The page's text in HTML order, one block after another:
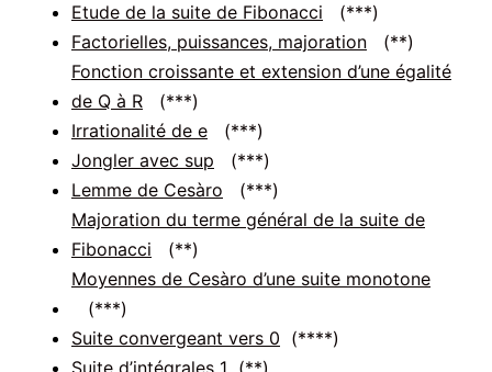
Etude de la suite de Fibonacci (***)
Factorielles, puissances, majoration (**)
Fonction croissante et extension d’une égalité
de Q à R (***)
Irrationalité de e (***)
Jongler avec sup (***)
Lemme de Cesàro (***)
Majoration du terme général de la suite de
Fibonacci (**)
Moyennes de Cesàro d’une suite monotone
(***)
Suite convergeant vers 0 (****)